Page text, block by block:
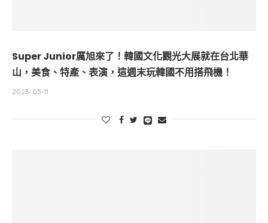
Super Junior厲旭來了！韓國文化觀光大展就在台北華
山，美食、特產、表演，這週末玩韓國不用搭飛機！
2023-05-11